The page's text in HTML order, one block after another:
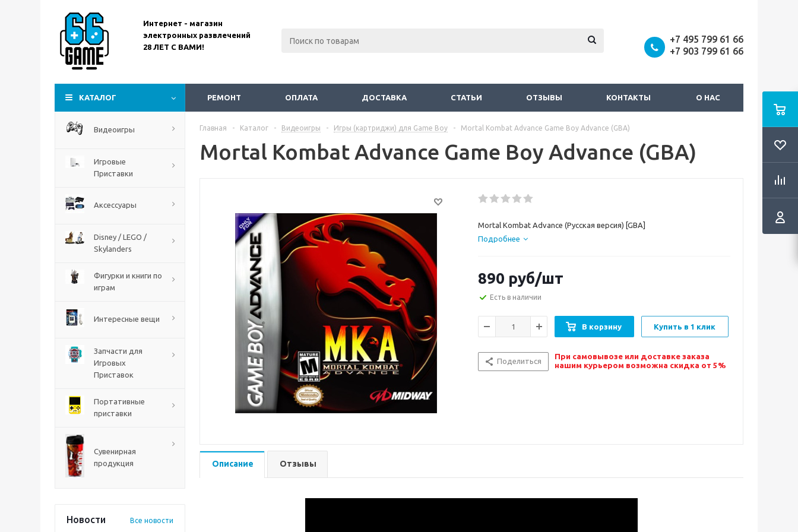
Интернет - магазин
электронных развлечений
28 ЛЕТ С ВАМИ!
+7 495 799 61 66
+7 903 799 61 66
КАТАЛОГ РЕМОНТ ОПЛАТА ДОСТАВКА СТАТЬИ ОТЗЫВЫ КОНТАКТЫ О НАС
Видеоигры
Игровые
Приставки
Аксессуары
Disney / LEGO /
Skylanders
Фигурки и книги по
играм
Интересные вещи
Запчасти для
Игровых
Приставок
Портативные
приставки
Сувенирная
продукция
Новости Все новости
The Blood of Dawnwalker
Главная - Каталог - Видеоигры - Игры (картриджи) для Game Boy - Mortal Kombat Advance Game Boy Advance (GBA)
Mortal Kombat Advance Game Boy Advance (GBA)
Mortal Kombat Advance (Русская версия) [GBA]
Подробнее
890 руб/шт
Есть в наличии
В корзину Купить в 1 клик
Поделиться
При самовывозе или доставке заказа
нашим курьером возможна скидка от 5%
Описание Отзывы